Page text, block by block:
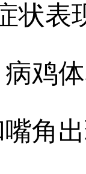
状表
鸡
角